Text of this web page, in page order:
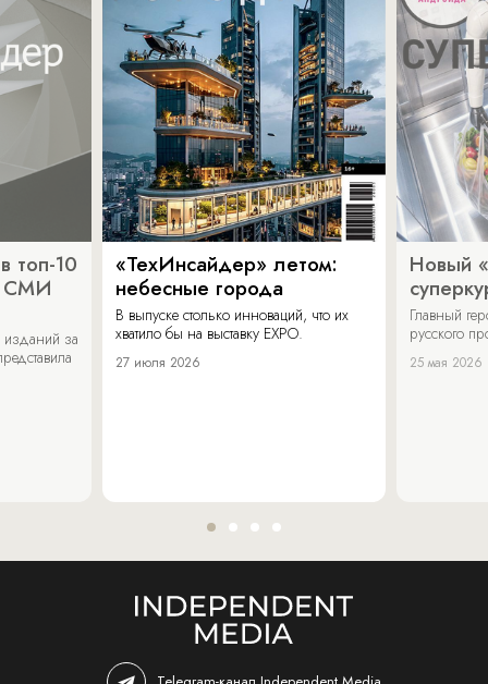
топ-10
СМИ
изданий за
«ТехИнсайдер» летом:
небесные города
В выпуске столько инноваций, что их
хватило бы на выставку EXPO.
27 июля 2026
Новый
Главный
русского
25 мая 2026